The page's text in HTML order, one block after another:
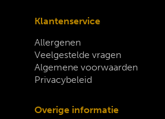
Klantenservice
Allergenen
Veelgestelde vragen
Algemene voorwaarden
Privacybeleid
Overige informatie